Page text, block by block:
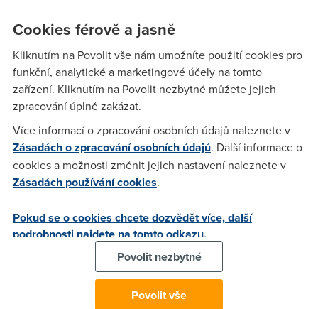
pokud ti takhle blbne jenom upload, linkou to fakt nebude.
Zkus pomocí netlimiteru ten upload trochu omezit nebo si
pohrát s MTU.
kufik(24.4.2007 07:48:13)
jojo, jsou to radiokomunikace. Nejhorsi je, ze upload nema
stabilni rychlost. lita nahoru a dolu ale max rychlost co jsem
za poslednich par dnu videl bylo 10Kb.. ale vetsinou to jede
2-5Kb.. coz je uplne tragedie. Nevadi mi kdyby mi to jelo
horkou linku do CRA :)
(24.4.2007 09:29:59)
Ty woe, vy ste fakt strejdove. Zapojte mozek: Jak muze byt
jedna hodnota za stejnych podminek pro nekoho malo a pro
Cookies férově a jasně
Kliknutím na Povolit vše nám umožníte použití cookies pro
funkční, analytické a marketingové účely na tomto
zařízení. Kliknutím na Povolit nezbytné můžete jejich
zpracování úplně zakázat.
Více informací o zpracování osobních údajů naleznete v
Zásadách o zpracování osobních údajů. Další informace o
cookies a možnosti změnit jejich nastavení naleznete v
Zásadách používání cookies.
Pokud se o cookies chcete dozvědět více, další
podrobnosti najdete na tomto odkazu.
Povolit nezbytné
Povolit vše